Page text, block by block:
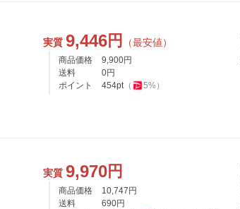
実質 9,446円 （最安値）
商品価格 9,900円
送料
0円
ポイント
454pt（ 5%）
実質 9,970円
商品価格 10,747 円
送料
690円